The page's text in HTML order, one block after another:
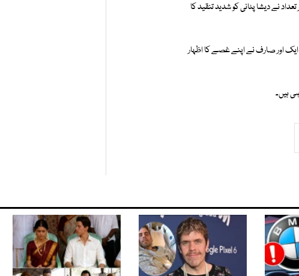
نے دیشا پٹانی کو شدید تنقید کا
اور صارف نے اپنے غصے کا اظہار
ہیں۔